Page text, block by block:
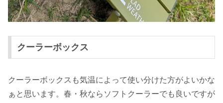
クーラーボックス
クーラーボックスも気温によって使い分けた方がよいかな
ぁと思います。春・秋ならソフトクーラーでも良いですが